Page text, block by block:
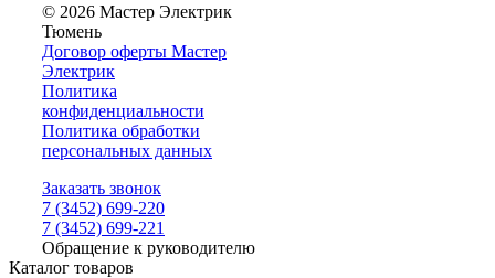
© 2026 Мастер Электрик
Тюмень
Договор оферты Мастер
Электрик
Политика
конфиденциальности
Политика обработки
персональных данных
Заказать звонок
7 (3452) 699-220
7 (3452) 699-221
Обращение к руководителю
Каталог товаров